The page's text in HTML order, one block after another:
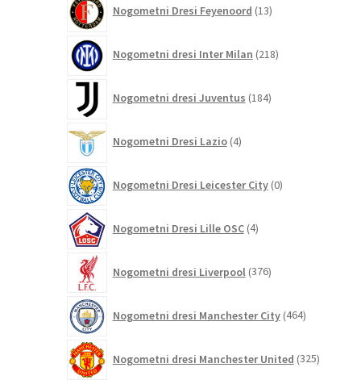
Nogometni Dresi Feyenoord 13izdelkov
Nogometni dresi Inter Milan 218izdelkov
Nogometni dresi Juventus 184izdelkov
Nogometni Dresi Lazio 4izdelki
Nogometni Dresi Leicester City 0izdelkov
Nogometni Dresi Lille OSC 4izdelki
Nogometni dresi Liverpool 376izdelkov
Nogometni dresi Manchester City 464izdelkov
Nogometni dresi Manchester United 325izdelkov